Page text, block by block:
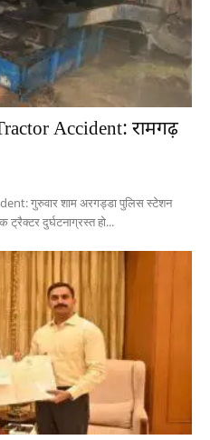
Accident: रामगढ़
गुरुवार शाम अरगड्डा पुलिस स्टेशन
दुर्घटनाग्रस्त हो...